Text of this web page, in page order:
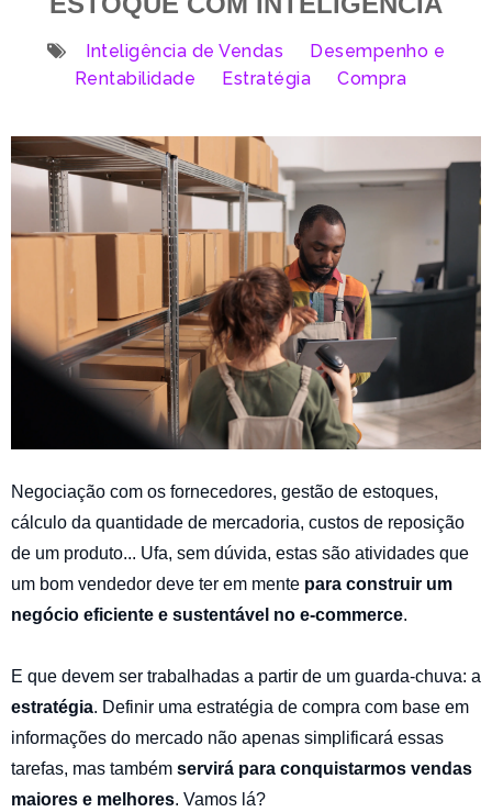
Inteligência de Vendas
Desempenho e
Rentabilidade
Estratégia Compra
Negociação com os fornecedores, gestão de estoques,
cálculo da quantidade de mercadoria, custos de reposição
de um produto... Ufa, sem dúvida, estas são atividades que
um bom vendedor deve ter em mente para construir um
negócio eficiente e sustentável no e-commerce.
E que devem ser trabalhadas a partir de um guarda-chuva: a
estratégia. Definir uma estratégia de compra com base em
informações do mercado não apenas simplificará essas
tarefas, mas também servirá para conquistarmos vendas
maiores e melhores. Vamos lá?